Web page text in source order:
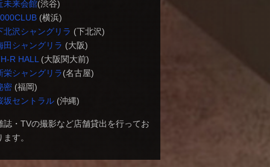
未来会館(渋谷)
(横浜)
北沢シャングリラ (下北沢)
田シャングリラ (大阪)
R HALL (大阪関大前)
栄シャングリラ(名古屋)
密(福岡)
坂セントラル(沖縄)
誌・TVの撮影など店舗貸出を行ってお
ます。